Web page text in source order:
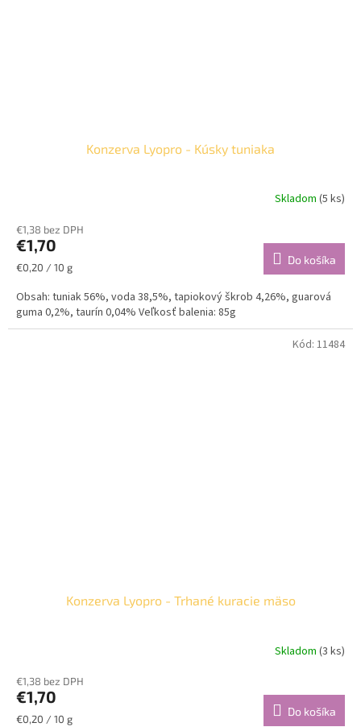
Konzerva Lyopro - Kúsky tuniaka
Skladom (5 ks)
€1,38 bez DPH
€1,70
Jednotková
€0,20 / 10 g
Do košíka
Obsah: tuniak 56%, voda 38,5%, tapiokový škrob 4,26%, guarová
guma 0,2%, taurín 0,04% Veľkosť balenia: 85g
Konzerva Lyopro - Trhané kuracie mäso
Skladom (3 ks)
€1,38 bez DPH
€1,70
Jednotková
€0,20 / 10 g
Do košíka
Kód: 11484